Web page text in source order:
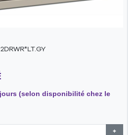
(selon disponibilité chez le
+